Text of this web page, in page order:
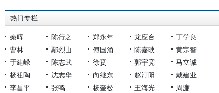
热门专栏
秦晖 陈行之 郑永年 龙应台
丁学良
曹林
鄢烈山 傅国涌 陈嘉映
黄宗智
于建嵘
陈志武 徐贲 郭宇宽
马立诚
杨祖陶
沈志华 向继东 赵汀阳
戴建业
李昌平
张鸣 杨奎松 王海光 周濂